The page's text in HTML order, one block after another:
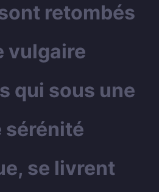
retombés
vulgaire
qui sous une
sérénité
se livrent